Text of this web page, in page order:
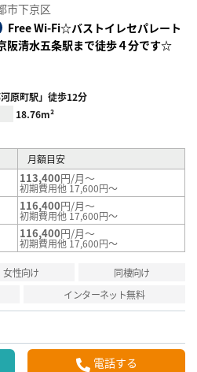
録
市下京区
Free Wi-Fi☆バストイレセパレート
阪清水五条駅まで徒歩４分です☆
原町駅」徒歩12分
18.76m²
月額目安
113,400円/月～
初期費用他 17,600円～
116,400円/月～
初期費用他 17,600円～
116,400円/月～
初期費用他 17,600円～
女性向け
同棲向け
インターネット無料
電話する